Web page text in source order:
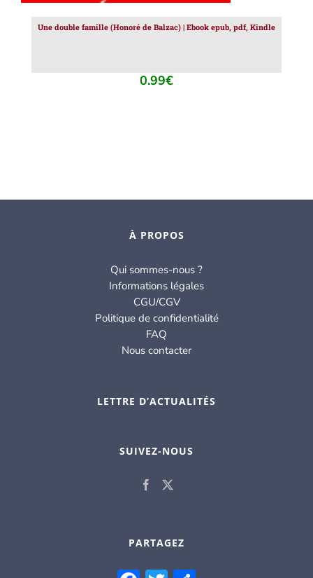
Une double famille (Honoré de Balzac) | Ebook epub, pdf, Kindle
0.99€
À PROPOS
Qui sommes-nous ?
Informations légales
CGU/CGV
Politique de confidentialité
FAQ
Nous contacter
LETTRE D’ACTUALITÉS
SUIVEZ-NOUS
PARTAGEZ